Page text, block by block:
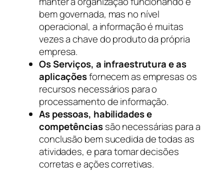
bem governada, mas no nível
operacional, a informação é muitas
vezes a chave do produto da própria
empresa.
Os Serviços, a infraestrutura e as
aplicaçõesfornecem as empresas os
recursos necessários para o
processamento de informação.
As pessoas, habilidades e
competênciassão necessárias para a
conclusão bem sucedida de todas as
atividades, e para tomar decisões
corretas e ações corretivas.